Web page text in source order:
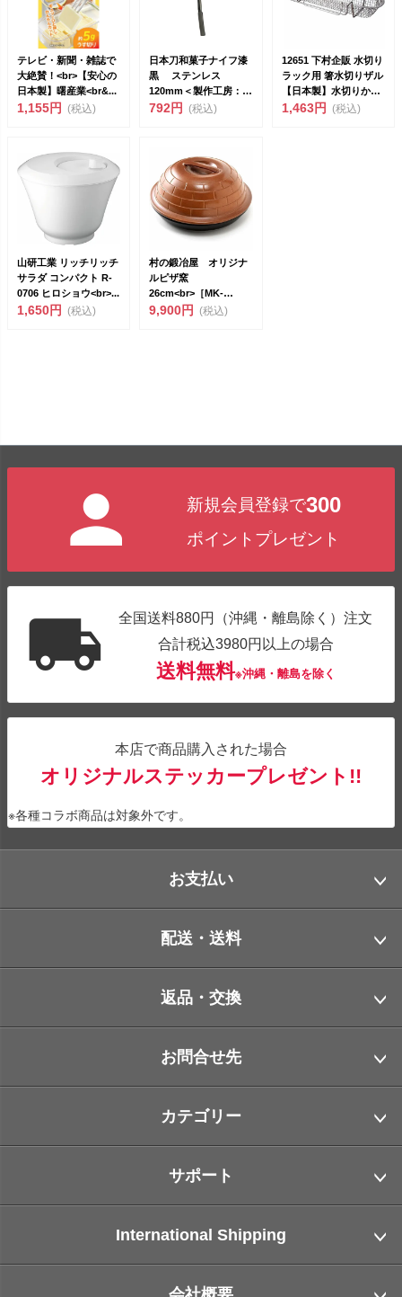
テレビ・新聞・雑誌で
大絶賛！<br>【安心の
日本製】曙産業<br&...
1,155円 (税込)
日本刀和菓子ナイフ漆
黒 ステンレス
120mm＜製作工房：武
田＞<br>...
792円 (税込)
12651 下村企販 水切り
ラック用 箸水切りザル
【日本製】水切りかご
簡単取り付...
1,463円 (税込)
山研工業 リッチリッチ
サラダ コンパクト R-
0706 ヒロショウ<br>...
1,650円 (税込)
村の鍛冶屋 オリジナ
ルピザ窯
26cm<br>［MK-
PZ26］＜日本製＞...
9,900円 (税込)
新規会員登録で300
ポイントプレゼント
全国送料880円（沖縄・離島除く）注文
合計税込3980円以上の場合
送料無料※沖縄・離島を除く
本店で商品購入された場合
オリジナルステッカープレゼント!!
※各種コラボ商品は対象外です。
お支払い
配送・送料
返品・交換
お問合せ先
カテゴリー
サポート
International Shipping